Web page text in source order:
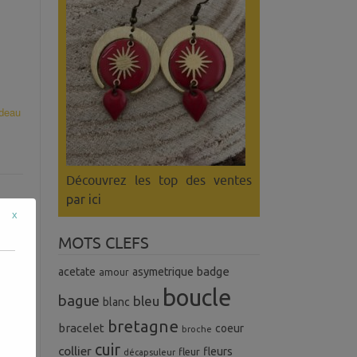
Il
Découvrez les top des ventes
par ici
MOTS CLEFS
acetate amour asymetrique badge
bague blanc bleu boucle
bracelet bretagne broche coeur
collier cuir décapsuleur fleur fleurs
x